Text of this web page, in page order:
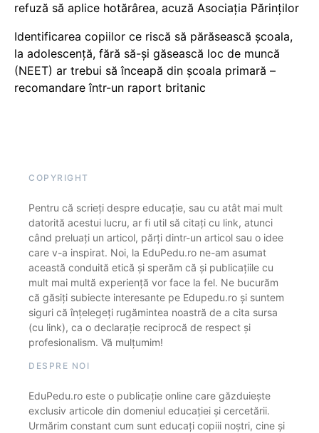
refuză să aplice hotărârea, acuză Asociația Părinților
Identificarea copiilor ce riscă să părăsească școala,
la adolescență, fără să-și găsească loc de muncă
(NEET) ar trebui să înceapă din școala primară –
recomandare într-un raport britanic
COPYRIGHT
Pentru că scrieți despre educație, sau cu atât mai mult
datorită acestui lucru, ar fi util să citați cu link, atunci
când preluați un articol, părți dintr-un articol sau o idee
care v-a inspirat. Noi, la EduPedu.ro ne-am asumat
această conduită etică și sperăm că și publicațiile cu
mult mai multă experiență vor face la fel. Ne bucurăm
că găsiți subiecte interesante pe Edupedu.ro și suntem
siguri că înțelegeți rugămintea noastră de a cita sursa
(cu link), ca o declarație reciprocă de respect și
profesionalism. Vă mulțumim!
DESPRE NOI
EduPedu.ro este o publicație online care găzduiește
exclusiv articole din domeniul educației și cercetării.
Urmărim constant cum sunt educați copiii noștri, cine și